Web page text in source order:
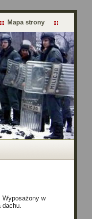
Mapa strony
Wyposażony w
dachu.